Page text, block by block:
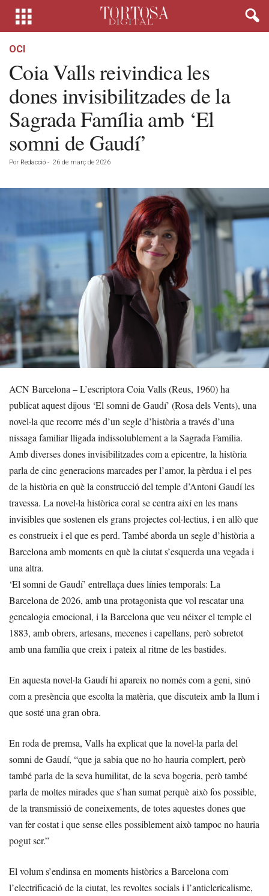
OCI
Coia Valls reivindica les
dones invisibilitzades de la
Sagrada Família amb ‘El
somni de Gaudí’
Por Redacció - 26 de març de 2026
ACN Barcelona – L’escriptora Coia Valls (Reus, 1960) ha
publicat aquest dijous ‘El somni de Gaudí’ (Rosa dels Vents), una
novel·la que recorre més d’un segle d’història a través d’una
nissaga familiar lligada indissolublement a la Sagrada Família.
Amb diverses dones invisibilitzades com a epicentre, la història
parla de cinc generacions marcades per l’amor, la pèrdua i el pes
de la història en què la construcció del temple d’Antoni Gaudí les
travessa. La novel·la històrica coral se centra així en les mans
invisibles que sostenen els grans projectes col·lectius, i en allò que
es construeix i el que es perd. També aborda un segle d’història a
Barcelona amb moments en què la ciutat s’esquerda una vegada i
una altra.
‘El somni de Gaudí’ entrellaça dues línies temporals: La
Barcelona de 2026, amb una protagonista que vol rescatar una
genealogia emocional, i la Barcelona que veu néixer el temple el
1883, amb obrers, artesans, mecenes i capellans, però sobretot
amb una família que creix i pateix al ritme de les bastides.
En aquesta novel·la Gaudí hi apareix no només com a geni, sinó
com a presència que escolta la matèria, que discuteix amb la llum i
que sosté una gran obra.
En roda de premsa, Valls ha explicat que la novel·la parla del
somni de Gaudí, “que ja sabia que no ho hauria complert, però
també parla de la seva humilitat, de la seva bogeria, però també
parla de moltes mirades que s’han sumat perquè això fos possible,
de la transmissió de coneixements, de totes aquestes dones que
van fer costat i que sense elles possiblement això tampoc no hauria
pogut ser.”
El volum s’endinsa en moments històrics a Barcelona com
l’electrificació de la ciutat, les revoltes socials i l’anticlericalisme,